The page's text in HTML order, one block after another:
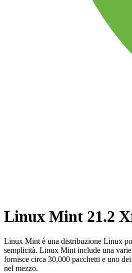
Linux Mint 21.2
Linux Mint è una distribuzione Linux
semplicità. Linux Mint include una
fornisce circa 30.000 pacchetti e uno
nel mezzo.